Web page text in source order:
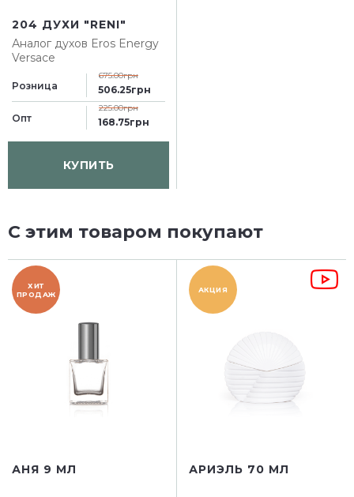
204 ДУХИ "RENI"
Аналог духов Eros Energy
Versace
Розница
675.00грн
506.25грн
Опт
225.00грн
168.75грн
КУПИТЬ
С этим товаром покупают
ХИТ
ПРОДАЖ
АНЯ 9 МЛ
АКЦИЯ
АРИЭЛЬ 70 МЛ